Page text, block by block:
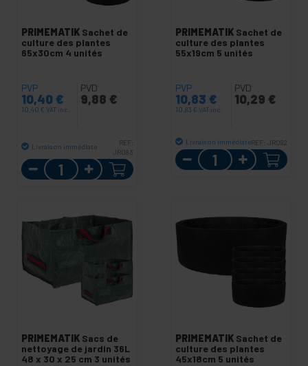
PRIMEMATIK Sachet de
culture des plantes
65x30cm 4 unités
PVP
10,40 €
10,40 € VAT inc.
PVD
9,88 €
Livraison immédiate
REF:
JR083
Quantité
PRIMEMATIK Sachet de
culture des plantes
55x19cm 5 unités
PVP
10,83 €
10,83 € VAT inc.
PVD
10,29 €
Livraison immédiateREF: JR082
Quantité
PRIMEMATIK Sacs de
nettoyage de jardin 36L
48 x 30 x 25 cm 3 unités
PRIMEMATIK Sachet de
culture des plantes
45x18cm 5 unités